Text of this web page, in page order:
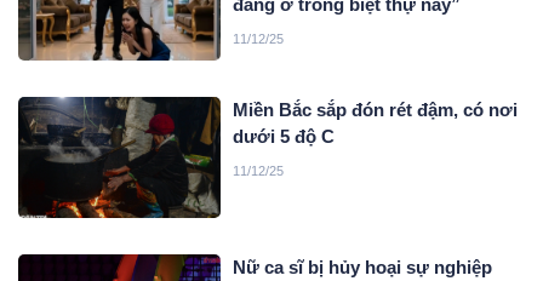
đáng ở trong biệt thự này”
11/12/25
Miền Bắc sắp đón rét đậm, có nơi
dưới 5 độ C
11/12/25
Nữ ca sĩ bị hủy hoại sự nghiệp